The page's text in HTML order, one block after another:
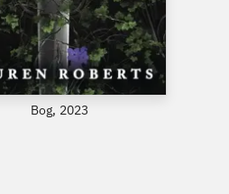
Bog, 2023